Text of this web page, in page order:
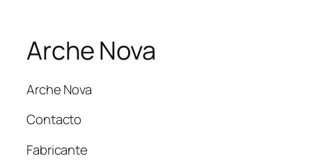
Arche Nova
Arche Nova
Contacto
Fabricante